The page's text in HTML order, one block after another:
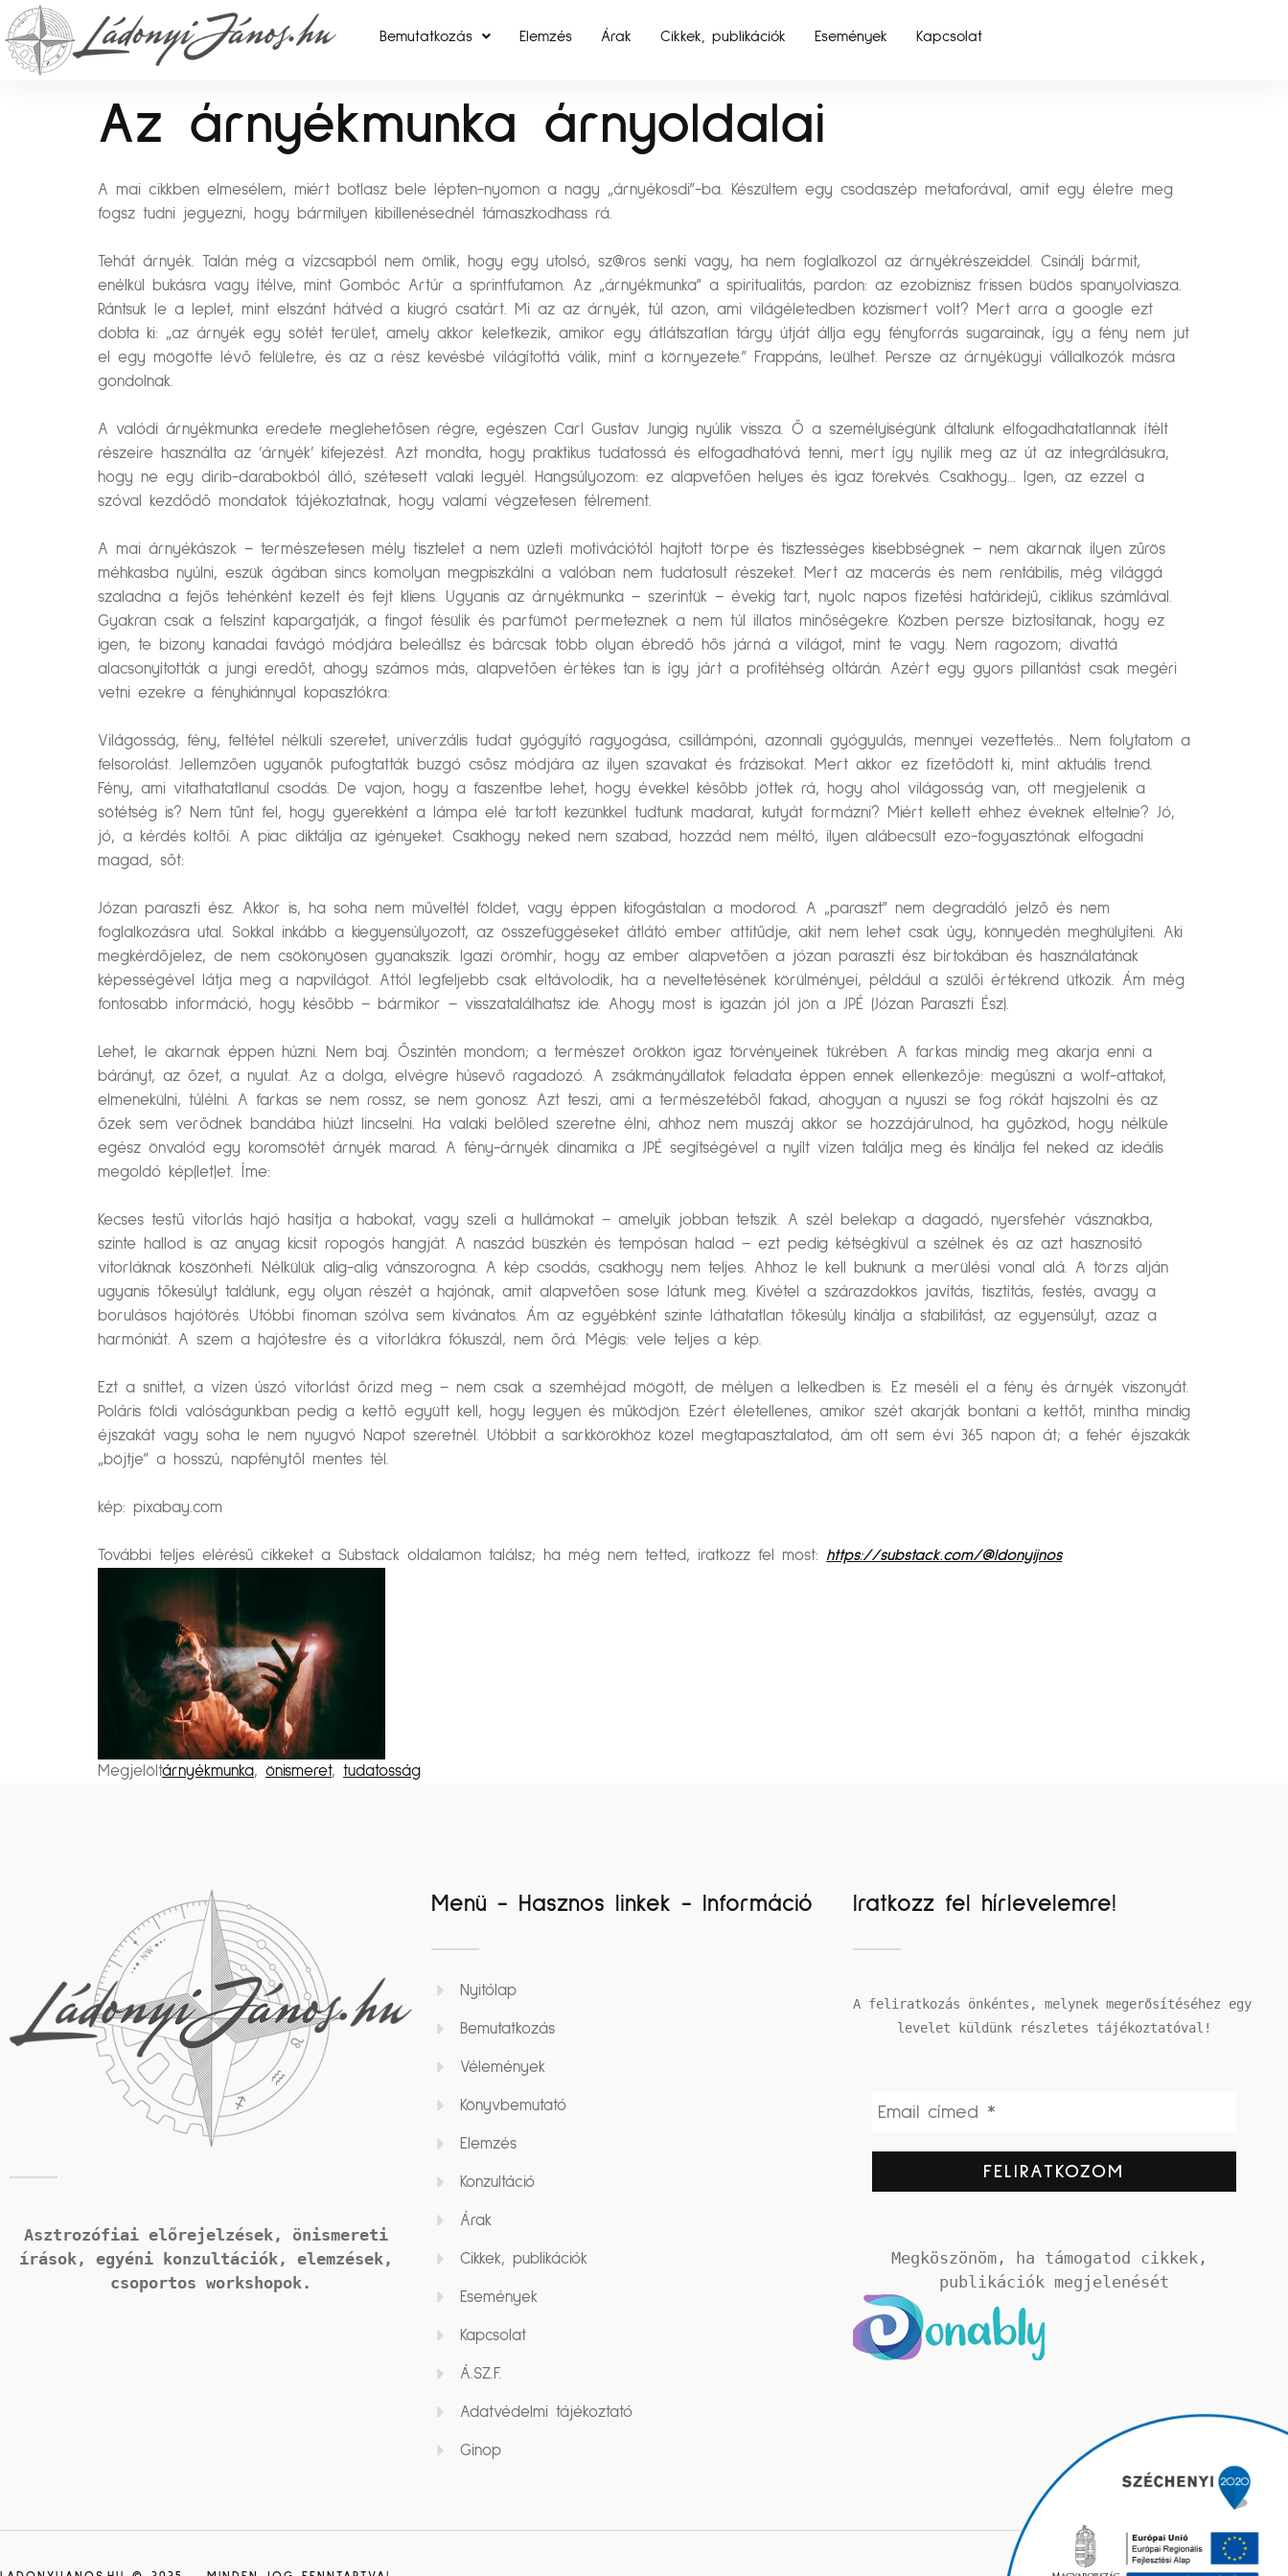
Bemutatkozás Elemzés Árak Cikkek, publikációk Események Kapcsolat
Az árnyékmunka árnyoldalai
A mai cikkben elmesélem, miért botlasz bele lépten-nyomon a nagy „árnyékosdi”-ba. Készültem egy csodaszép metaforával, amit egy életre meg
fogsz tudni jegyezni, hogy bármilyen kibillenésednél támaszkodhass rá.
Tehát árnyék. Talán még a vízcsapból nem ömlik, hogy egy utolsó, sz@ros senki vagy, ha nem foglalkozol az árnyékrészeiddel. Csinálj bármit,
enélkül bukásra vagy ítélve, mint Gombóc Artúr a sprintfutamon. Az „árnyékmunka” a spiritualitás, pardon: az ezobiznisz frissen büdös spanyolviasza.
Rántsuk le a leplet, mint elszánt hátvéd a kiugró csatárt. Mi az az árnyék, túl azon, ami világéletedben közismert volt? Mert arra a google ezt
dobta ki: „az árnyék egy sötét terület, amely akkor keletkezik, amikor egy átlátszatlan tárgy útját állja egy fényforrás sugarainak, így a fény nem jut
el egy mögötte lévő felületre, és az a rész kevésbé világítottá válik, mint a környezete.” Frappáns, leülhet. Persze az árnyékügyi vállalkozók másra
gondolnak.
A valódi árnyékmunka eredete meglehetősen régre, egészen Carl Gustav Jungig nyúlik vissza. Ő a személyiségünk általunk elfogadhatatlannak ítélt
részeire használta az ’árnyék’ kifejezést. Azt mondta, hogy praktikus tudatossá és elfogadhatóvá tenni, mert így nyílik meg az út az integrálásukra,
hogy ne egy dirib-darabokból álló, szétesett valaki legyél. Hangsúlyozom: ez alapvetően helyes és igaz törekvés. Csakhogy… Igen, az ezzel a
szóval kezdődő mondatok tájékoztatnak, hogy valami végzetesen félrement.
A mai árnyékászok – természetesen mély tisztelet a nem üzleti motivációtól hajtott törpe és tisztességes kisebbségnek – nem akarnak ilyen zűrös
méhkasba nyúlni, eszük ágában sincs komolyan megpiszkálni a valóban nem tudatosult részeket. Mert az macerás és nem rentábilis, még világgá
szaladna a fejős tehénként kezelt és fejt kliens. Ugyanis az árnyékmunka – szerintük – évekig tart, nyolc napos fizetési határidejű, ciklikus számlával.
Gyakran csak a felszínt kapargatják, a fingot fésülik és parfümöt permeteznek a nem túl illatos minőségekre. Közben persze biztosítanak, hogy ez
igen, te bizony kanadai favágó módjára beleállsz és bárcsak több olyan ébredő hős járná a világot, mint te vagy. Nem ragozom; divattá
alacsonyították a jungi eredőt, ahogy számos más, alapvetően értékes tan is így járt a profitéhség oltárán. Azért egy gyors pillantást csak megéri
vetni ezekre a fényhiánnyal kopasztókra:
Világosság, fény, feltétel nélküli szeretet, univerzális tudat gyógyító ragyogása, csillámpóni, azonnali gyógyulás, mennyei vezettetés… Nem folytatom a
felsorolást. Jellemzően ugyanők pufogtatták buzgó csősz módjára az ilyen szavakat és frázisokat. Mert akkor ez fizetődött ki, mint aktuális trend.
Fény, ami vitathatatlanul csodás. De vajon, hogy a faszentbe lehet, hogy évekkel később jöttek rá, hogy ahol világosság van, ott megjelenik a
sötétség is? Nem tűnt fel, hogy gyerekként a lámpa elé tartott kezünkkel tudtunk madarat, kutyát formázni? Miért kellett ehhez éveknek eltelnie? Jó,
jó, a kérdés költői. A piac diktálja az igényeket. Csakhogy neked nem szabad, hozzád nem méltó, ilyen alábecsült ezo-fogyasztónak elfogadni
magad, sőt:
Józan paraszti ész. Akkor is, ha soha nem műveltél földet, vagy éppen kifogástalan a modorod. A „paraszt” nem degradáló jelző és nem
foglalkozásra utal. Sokkal inkább a kiegyensúlyozott, az összefüggéseket átlátó ember attitűdje, akit nem lehet csak úgy, könnyedén meghülyíteni. Aki
megkérdőjelez, de nem csökönyösen gyanakszik. Igazi örömhír, hogy az ember alapvetően a józan paraszti ész birtokában és használatának
képességével látja meg a napvilágot. Attól legfeljebb csak eltávolodik, ha a neveltetésének körülményei, például a szülői értékrend ütközik. Ám még
fontosabb információ, hogy később – bármikor – visszatalálhatsz ide. Ahogy most is igazán jól jön a JPÉ (Józan Paraszti Ész).
Lehet, le akarnak éppen húzni. Nem baj. Őszintén mondom; a természet örökkön igaz törvényeinek tükrében. A farkas mindig meg akarja enni a
bárányt, az őzet, a nyulat. Az a dolga, elvégre húsevő ragadozó. A zsákmányállatok feladata éppen ennek ellenkezője: megúszni a wolf-attakot,
elmenekülni, túlélni. A farkas se nem rossz, se nem gonosz. Azt teszi, ami a természetéből fakad, ahogyan a nyuszi se fog rókát hajszolni és az
őzek sem verődnek bandába hiúzt lincselni. Ha valaki belőled szeretne élni, ahhoz nem muszáj akkor se hozzájárulnod, ha győzköd, hogy nélküle
egész önvalód egy koromsötét árnyék marad. A fény-árnyék dinamika a JPÉ segítségével a nyílt vízen találja meg és kínálja fel neked az ideális
megoldó kép(let)et. Íme:
Kecses testű vitorlás hajó hasítja a habokat, vagy szeli a hullámokat – amelyik jobban tetszik. A szél belekap a dagadó, nyersfehér vásznakba,
szinte hallod is az anyag kicsit ropogós hangját. A naszád büszkén és tempósan halad – ezt pedig kétségkívül a szélnek és az azt hasznosító
vitorláknak köszönheti. Nélkülük alig-alig vánszorogna. A kép csodás, csakhogy nem teljes. Ahhoz le kell buknunk a merülési vonal alá. A törzs alján
ugyanis tőkesúlyt találunk, egy olyan részét a hajónak, amit alapvetően sose látunk meg. Kivétel a szárazdokkos javítás, tisztítás, festés, avagy a
borulásos hajótörés. Utóbbi finoman szólva sem kívánatos. Ám az egyébként szinte láthatatlan tőkesúly kínálja a stabilitást, az egyensúlyt, azaz a
harmóniát. A szem a hajótestre és a vitorlákra fókuszál, nem őrá. Mégis: vele teljes a kép.
Ezt a snittet, a vízen úszó vitorlást őrizd meg – nem csak a szemhéjad mögött, de mélyen a lelkedben is. Ez meséli el a fény és árnyék viszonyát.
Poláris földi valóságunkban pedig a kettő együtt kell, hogy legyen és működjön. Ezért életellenes, amikor szét akarják bontani a kettőt, mintha mindig
éjszakát vagy soha le nem nyugvó Napot szeretnél. Utóbbit a sarkkörökhöz közel megtapasztalatod, ám ott sem évi 365 napon át; a fehér éjszakák
„böjtje” a hosszú, napfénytől mentes tél.
kép: pixabay.com
További teljes elérésű cikkeket a Substack oldalamon találsz; ha még nem tetted, iratkozz fel most: https://substack.com/@ldonyijnos
Megjelöltárnyékmunka, önismeret, tudatosság
Asztrozófiai előrejelzések, önismereti
írások, egyéni konzultációk, elemzések,
csoportos workshopok.
Menü - Hasznos linkek - Információ
Nyitólap
Bemutatkozás
Vélemények
Könyvbemutató
Elemzés
Konzultáció
Árak
Cikkek, publikációk
Események
Kapcsolat
Á.SZ.F.
Adatvédelmi tájékoztató
Ginop
Iratkozz fel hírlevelemre!
A feliratkozás önkéntes, melynek megerősítéséhez egy
levelet küldünk részletes tájékoztatóval!
Megköszönöm, ha támogatod cikkek,
publikációk megjelenését